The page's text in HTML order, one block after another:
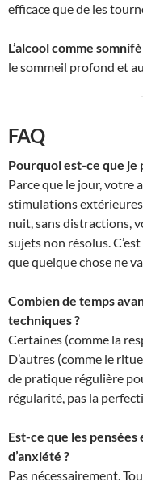
efficace que de les
L’alcool comme
le sommeil profond et
FAQ
Pourquoi est-ce que je
Parce que le jour, votre
stimulations
nuit, sans distractions,
sujets non résolus.
que quelque chose ne
Combien de temps
techniques ?
Certaines (comme la
D’autres (comme le
de pratique régulière
régularité, pas la
Est-ce que les
d’anxiété ?
Pas nécessairement.